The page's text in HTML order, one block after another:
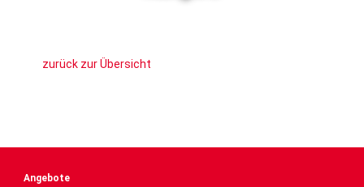
zurück zur Übersicht
Angebote